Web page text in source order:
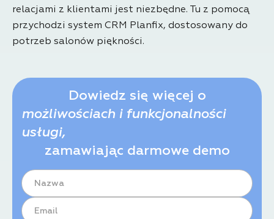
relacjami z klientami jest niezbędne. Tu z pomocą
przychodzi system CRM Planfix, dostosowany do
potrzeb salonów piękności.
Dowiedz się więcej o
możliwościach i funkcjonalności
usługi,
zamawiając darmowe demo